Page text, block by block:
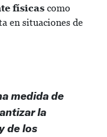
físicas como
en situaciones de
medida de
la
de los